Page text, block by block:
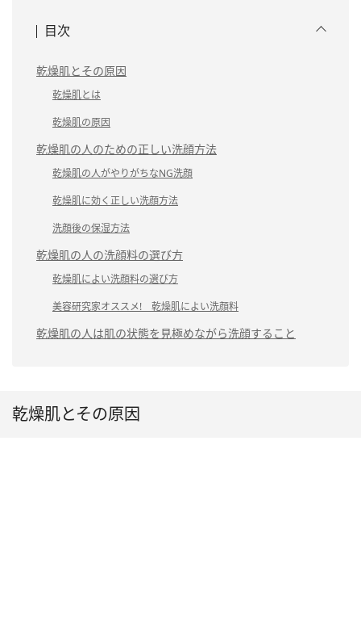
目次
乾燥肌とその原因
乾燥肌とは
乾燥肌の原因
乾燥肌の人のための正しい洗顔方法
乾燥肌の人がやりがちなNG洗顔
乾燥肌に効く正しい洗顔方法
洗顔後の保湿方法
乾燥肌の人の洗顔料の選び方
乾燥肌によい洗顔料の選び方
美容研究家オススメ! 乾燥肌によい洗顔料
乾燥肌の人は肌の状態を見極めながら洗顔すること
乾燥肌とその原因